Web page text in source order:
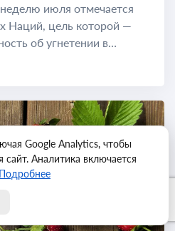
июля отмечается
Наций, цель которой —
об угнетении в
по всему миру. Во
"порабощенной нацией"
Google Analytics, чтобы
сайт. Аналитика включается
Подробнее